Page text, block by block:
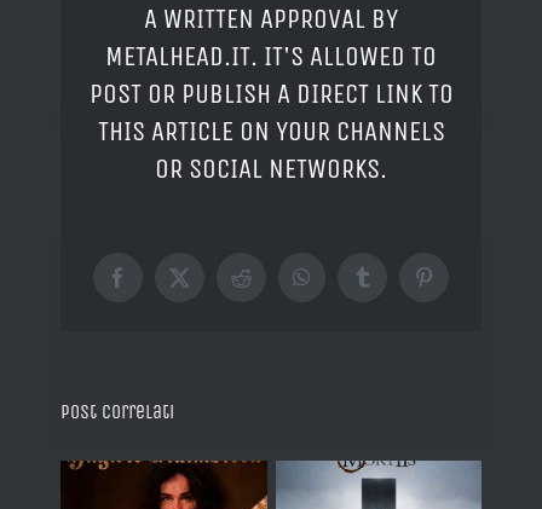
A WRITTEN APPROVAL BY
METALHEAD.IT. IT'S ALLOWED TO
POST OR PUBLISH A DIRECT LINK TO
THIS ARTICLE ON YOUR CHANNELS
OR SOCIAL NETWORKS.
Facebook
X RedditWhatsAppTumblrPinterest
Post correlati